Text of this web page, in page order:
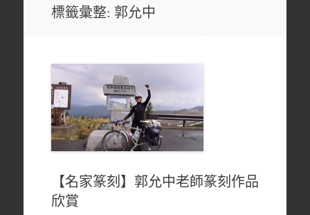
標籤彙整: 郭允中
【名家篆刻】郭允中老師篆刻作品
欣賞